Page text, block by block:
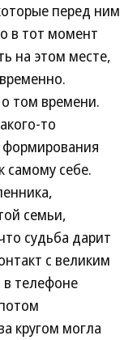
перед ним
в тот момент
на этом месте,
том времени.
то
формирования
самому себе.
семьи,
судьба дарит
с великим
в телефоне
кругом могла